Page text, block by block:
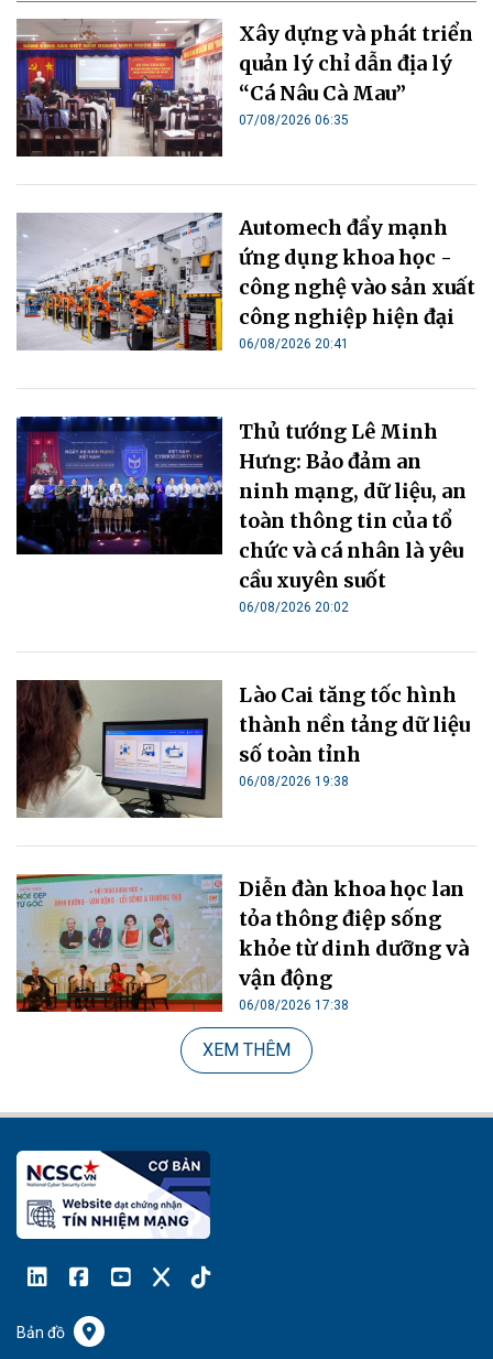
Xây dựng và phát triển
quản lý chỉ dẫn địa lý
“Cá Nâu Cà Mau”
07/08/2026 06:35
Automech đẩy mạnh
ứng dụng khoa học -
công nghệ vào sản xuất
công nghiệp hiện đại
06/08/2026 20:41
Thủ tướng Lê Minh
Hưng: Bảo đảm an
ninh mạng, dữ liệu, an
toàn thông tin của tổ
chức và cá nhân là yêu
cầu xuyên suốt
06/08/2026 20:02
Lào Cai tăng tốc hình
thành nền tảng dữ liệu
số toàn tỉnh
06/08/2026 19:38
Diễn đàn khoa học lan
tỏa thông điệp sống
khỏe từ dinh dưỡng và
vận động
06/08/2026 17:38
XEM THÊM
Bản đồ